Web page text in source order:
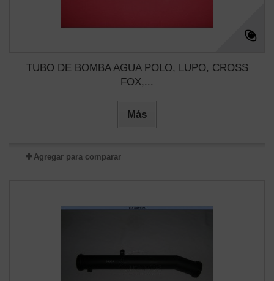
TUBO DE BOMBA AGUA POLO, LUPO, CROSS
FOX,...
Más
Agregar para comparar